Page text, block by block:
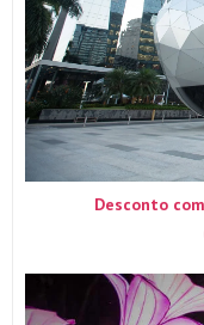
Desconto com